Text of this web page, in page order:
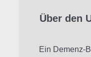
Über den
Ein Demenz-